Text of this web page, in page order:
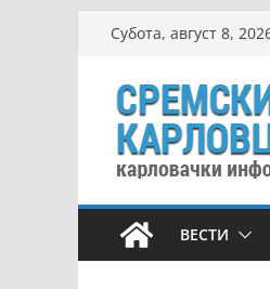
content
Субота, август 8,
ВЕСТИ